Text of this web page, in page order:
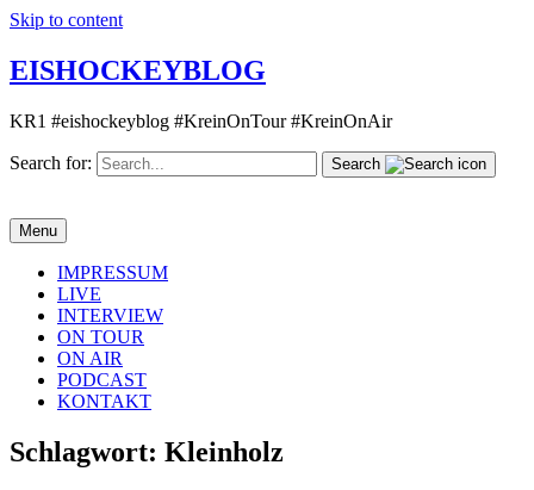
Skip to content
EISHOCKEYBLOG
KR1 #eishockeyblog #KreinOnTour #KreinOnAir
Search for: Search
Menu
IMPRESSUM
LIVE
INTERVIEW
ON TOUR
ON AIR
PODCAST
KONTAKT
Schlagwort: Kleinholz